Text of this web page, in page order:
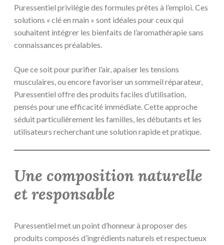
Puressentiel privilégie des formules prêtes à l’emploi. Ces
solutions « clé en main » sont idéales pour ceux qui
souhaitent intégrer les bienfaits de l’aromathérapie sans
connaissances préalables.
Que ce soit pour purifier l’air, apaiser les tensions
musculaires, ou encore favoriser un sommeil réparateur,
Puressentiel offre des produits faciles d’utilisation,
pensés pour une efficacité immédiate. Cette approche
séduit particulièrement les familles, les débutants et les
utilisateurs recherchant une solution rapide et pratique.
Une composition naturelle
et responsable
Puressentiel met un point d’honneur à proposer des
produits composés d’ingrédients naturels et respectueux